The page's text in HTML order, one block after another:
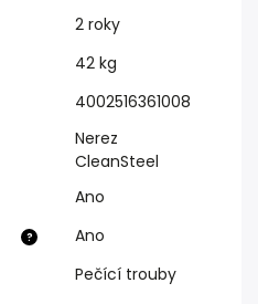
2 roky
42 kg
4002516361008
Nerez
CleanSteel
Ano
?
Ano
Pečící trouby